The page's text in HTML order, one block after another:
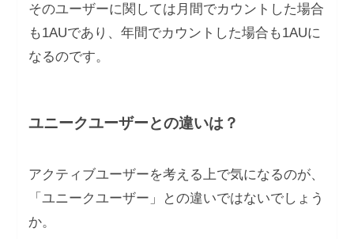
そのユーザーに関しては月間でカウントした場合
も1AUであり、年間でカウントした場合も1AUに
なるのです。
ユニークユーザーとの違いは？
アクティブユーザーを考える上で気になるのが、
「ユニークユーザー」との違いではないでしょう
か。